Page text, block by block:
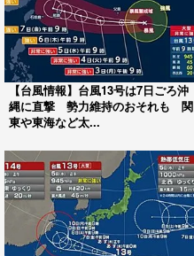
【台風情報】台風13号は7日ごろ沖
縄に直撃 勢力維持のおそれも 関
東や東海など太...